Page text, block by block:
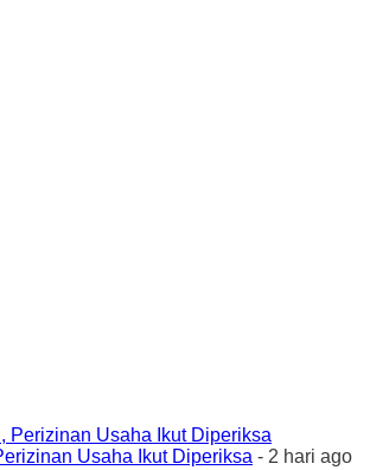
Usaha Ikut Diperiksa - 2 hari ago